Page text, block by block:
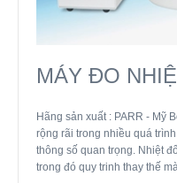
MÁY ĐO
Hãng sản xuất : PARR - Mỹ
rộng rãi trong nhiều quá
thông số quan trọng. Nhiệt
trong đó quy trinh thay thế